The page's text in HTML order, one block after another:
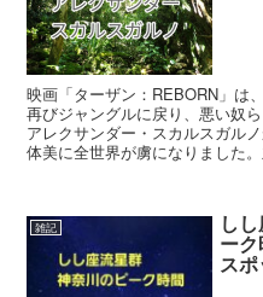
映画「ターザン：REBORN」は
再びジャングルに戻り、悪い奴
アレクサンダー・スカルスガル
体美に全世界が虜になりました
雑記 し
ー
ス